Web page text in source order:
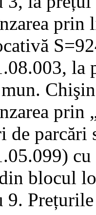
prin
prin
parcări
blocul
9.